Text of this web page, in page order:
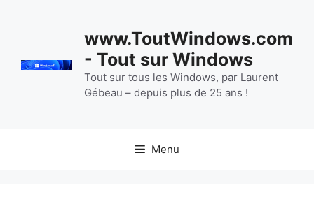
www.ToutWindows.com
- Tout sur Windows
Tout sur tous les Windows, par Laurent
Gébeau – depuis plus de 25 ans !
Menu